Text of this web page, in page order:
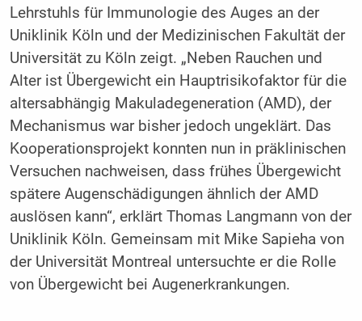
Lehrstuhls für Immunologie des Auges an der
Uniklinik Köln und der Medizinischen Fakultät der
Universität zu Köln zeigt. „Neben Rauchen und
Alter ist Übergewicht ein Hauptrisikofaktor für die
altersabhängig Makuladegeneration (AMD), der
Mechanismus war bisher jedoch ungeklärt. Das
Kooperationsprojekt konnten nun in präklinischen
Versuchen nachweisen, dass frühes Übergewicht
spätere Augenschädigungen ähnlich der AMD
auslösen kann“, erklärt Thomas Langmann von der
Uniklinik Köln. Gemeinsam mit Mike Sapieha von
der Universität Montreal untersuchte er die Rolle
von Übergewicht bei Augenerkrankungen.